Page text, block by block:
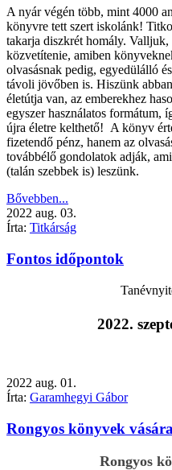
A nyár végén több, mint 4000
könyvre tett szert iskolánk!
takarja diszkrét homály.
közvetítenie, amiben
olvasásnak pedig, egyedülálló
távoli jövőben is. Hiszünk
életútja van, az emberekhez
egyszer használatos formátum,
újra életre kelthető! A könyv
fizetendő pénz, hanem az
továbbélő gondolatok adják,
(talán szebbek is) leszünk.
Bővebben...
2022 aug. 03.
Írta: Titkárság
Fontos időpontok
2022.
2022 aug. 01.
Írta: Garamhegyi Gábor
Rongyos könyvek vására
Rongyos